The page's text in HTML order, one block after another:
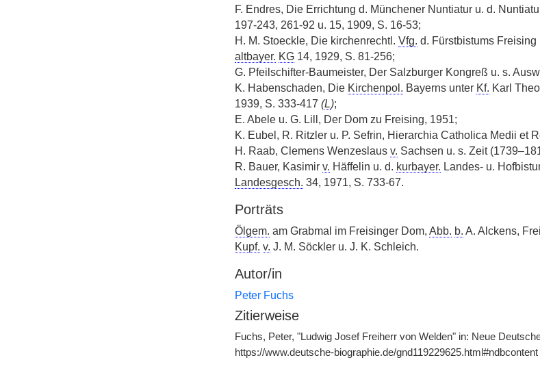
F. Endres, Die Errichtung d. Münchener Nuntiatur u. d.
197-243, 261-92 u. 15, 1909, S. 16-53;
H. M. Stoeckle, Die kirchenrechtl. Vfg. d. Fürstbistums
altbayer. KG14, 1929, S. 81-256;
G. Pfeilschifter-Baumeister, Der Salzburger Kongreß u. s.
K. Habenschaden, Die Kirchenpol. Bayerns unter Kf. Karl
1939, S. 333-417 (L);
E. Abele u. G. Lill, Der Dom zu Freising, 1951;
K. Eubel, R. Ritzler u. P. Sefrin, Hierarchia Catholica Medii et
H. Raab, Clemens Wenzeslaus v. Sachsen u. s. Zeit
R. Bauer, Kasimir v. Häffelin u. d. kurbayer. Landes- u.
Landesgesch. 34, 1971, S. 733-67.
Porträts
Ölgem. am Grabmal im Freisinger Dom, Abb. b. A. Alckens,
Kupf. v. J. M. Söckler u. J. K. Schleich.
Autor/in
Peter Fuchs
Zitierweise
Fuchs, Peter, "Ludwig Josef Freiherr von Welden" in: Neue
https://www.deutsche-biographie.de/gnd119229625.html#ndbcontent